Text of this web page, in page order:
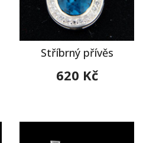
Stříbrný přívěs
620 Kč